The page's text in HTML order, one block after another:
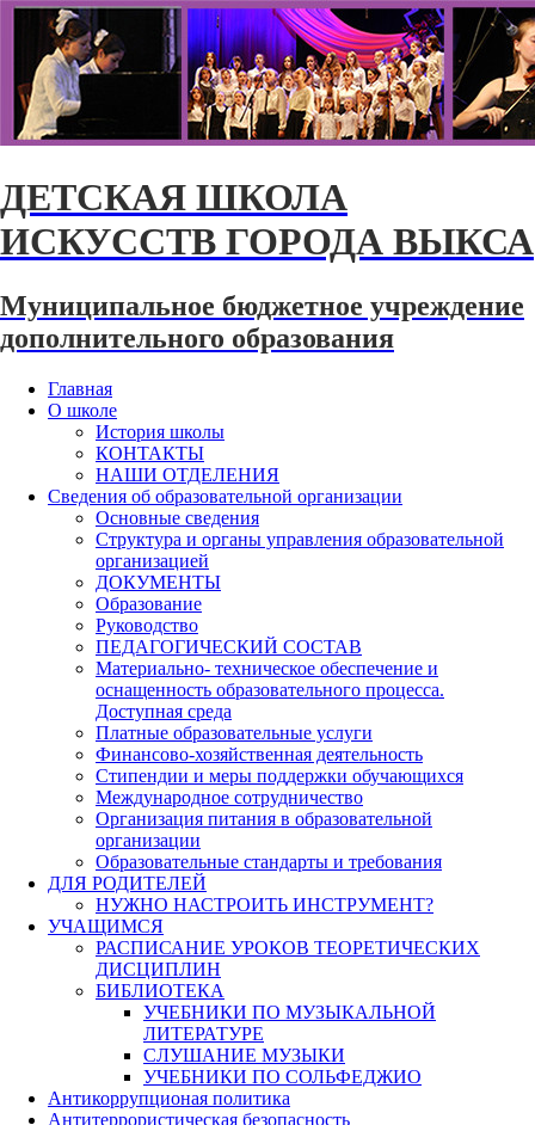
ДЕТСКАЯ ШКОЛА
ИСКУССТВ ГОРОДА ВЫКСА
Муниципальное бюджетное учреждение
дополнительного образования
Главная
О школе
История школы
КОНТАКТЫ
НАШИ ОТДЕЛЕНИЯ
Сведения об образовательной организации
Основные сведения
Структура и органы управления образовательной
организацией
ДОКУМЕНТЫ
Образование
Руководство
ПЕДАГОГИЧЕСКИЙ СОСТАВ
Материально- техническое обеспечение и
оснащенность образовательного процесса.
Доступная среда
Платные образовательные услуги
Финансово-хозяйственная деятельность
Стипендии и меры поддержки обучающихся
Международное сотрудничество
Организация питания в образовательной
организации
Образовательные стандарты и требования
ДЛЯ РОДИТЕЛЕЙ
НУЖНО НАСТРОИТЬ ИНСТРУМЕНТ?
УЧАЩИМСЯ
РАСПИСАНИЕ УРОКОВ ТЕОРЕТИЧЕСКИХ
ДИСЦИПЛИН
БИБЛИОТЕКА
УЧЕБНИКИ ПО МУЗЫКАЛЬНОЙ
ЛИТЕРАТУРЕ
СЛУШАНИЕ МУЗЫКИ
УЧЕБНИКИ ПО СОЛЬФЕДЖИО
Антикоррупционая политика
Антитеррористическая безопасность